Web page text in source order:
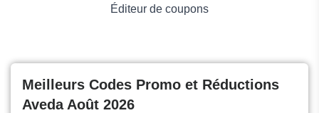
Éditeur de coupons
Meilleurs Codes Promo et Réductions
Aveda Août 2026